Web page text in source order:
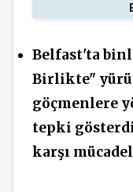
Belfast'ta
Birlikte"
göçmenlere
tepki
karşı